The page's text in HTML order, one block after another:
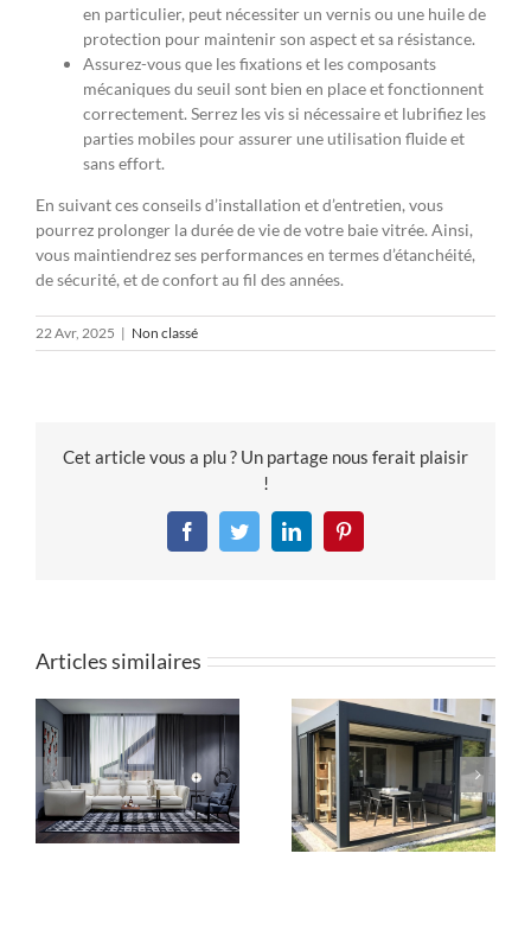
en particulier, peut nécessiter un vernis ou une huile de
protection pour maintenir son aspect et sa résistance.
Assurez-vous que les fixations et les composants
mécaniques du seuil sont bien en place et fonctionnent
correctement. Serrez les vis si nécessaire et lubrifiez les
parties mobiles pour assurer une utilisation fluide et
sans effort.
En suivant ces conseils d’installation et d’entretien, vous
pourrez prolonger la durée de vie de votre baie vitrée. Ainsi,
vous maintiendrez ses performances en termes d’étanchéité,
de sécurité, et de confort au fil des années.
22 Avr, 2025 | Non classé
Cet article vous a plu ? Un partage nous ferait plaisir
!
FacebookTwitterLinkedInPinterest
Articles similaires